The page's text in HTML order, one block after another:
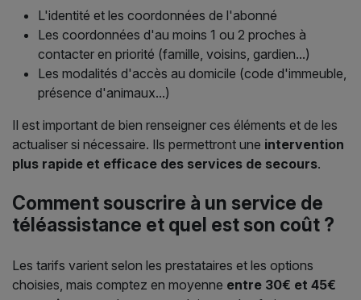
L'identité et les coordonnées de l'abonné
Les coordonnées d'au moins 1 ou 2 proches à
contacter en priorité (famille, voisins, gardien...)
Les modalités d'accès au domicile (code d'immeuble,
présence d'animaux...)
Il est important de bien renseigner ces éléments et de les
actualiser si nécessaire. Ils permettront une intervention
plus rapide et efficace des services de secours.
Comment souscrire à un service de
téléassistance et quel est son coût ?
Les tarifs varient selon les prestataires et les options
choisies, mais comptez en moyenne entre 30€ et 45€